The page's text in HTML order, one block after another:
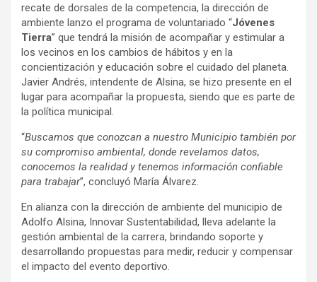
recate de dorsales de la competencia, la dirección de
ambiente lanzo el programa de voluntariado “Jóvenes
Tierra” que tendrá la misión de acompañar y estimular a
los vecinos en los cambios de hábitos y en la
concientización y educación sobre el cuidado del planeta.
Javier Andrés, intendente de Alsina, se hizo presente en el
lugar para acompañar la propuesta, siendo que es parte de
la política municipal.
“Buscamos que conozcan a nuestro Municipio también por
su compromiso ambiental, donde revelamos datos,
conocemos la realidad y tenemos información confiable
para trabajar”, concluyó María Álvarez.
En alianza con la dirección de ambiente del municipio de
Adolfo Alsina, Innovar Sustentabilidad, lleva adelante la
gestión ambiental de la carrera, brindando soporte y
desarrollando propuestas para medir, reducir y compensar
el impacto del evento deportivo.